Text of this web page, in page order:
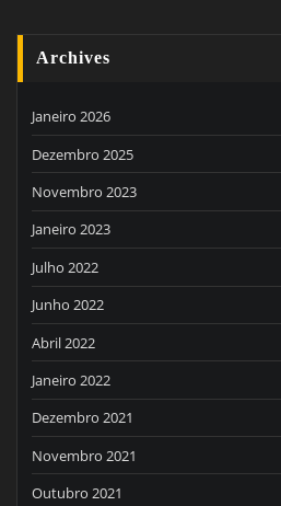
Archives
Janeiro 2026
Dezembro 2025
Novembro 2023
Janeiro 2023
Julho 2022
Junho 2022
Abril 2022
Janeiro 2022
Dezembro 2021
Novembro 2021
Outubro 2021